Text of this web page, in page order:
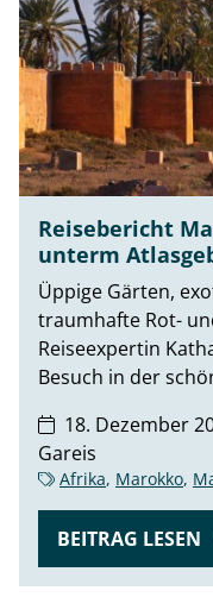
Reisebericht
unterm
Üppige Gärten,
traumhafte Rot-
Reiseexpertin
Besuch in der
18. Dezember
Gareis
Afrika, Marokko,
BEITRAG LESEN